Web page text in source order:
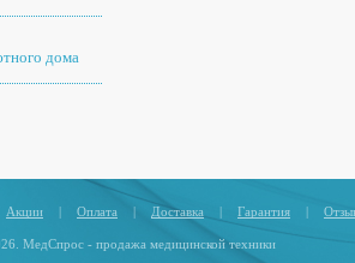
дома
Акции | Оплата | Доставка | Гарантия |
МедСпрос - продажа медицинской техники